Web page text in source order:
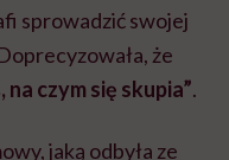
sprowadzić swojej
że
na czym się skupia”.
jaką odbyła ze